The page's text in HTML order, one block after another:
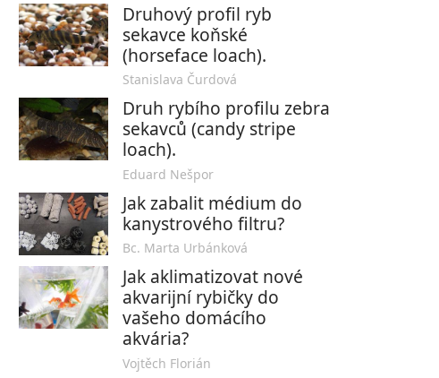
Druhový profil ryb
sekavce koňské
(horseface loach).
Stanislava Čurdová
Druh rybího profilu zebra
sekavců (candy stripe
loach).
Eduard Nešpor
Jak zabalit médium do
kanystrového filtru?
Bc. Marta Urbánková
Jak aklimatizovat nové
akvarijní rybičky do
vašeho domácího
akvária?
Vojtěch Florián